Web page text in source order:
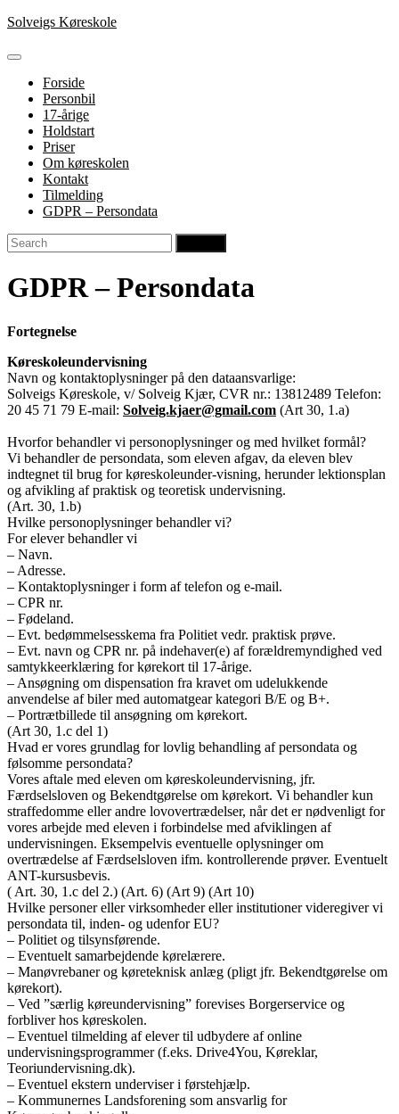
Skip
content
Solveigs Køreskole
Open
ButtonForside
Personbil
17-årige
Holdstart
Priser
Om køreskolen
Kontakt
Tilmelding
GDPR – Persondata
Close
Button
Search
for:
GDPR – Persondata
Fortegnelse
Køreskoleundervisning
Navn og kontaktoplysninger på den dataansvarlige:
Solveigs Køreskole, v/ Solveig Kjær, CVR nr.: 13812489 Telefon:
20 45 71 79 E-mail: Solveig.kjaer@gmail.com (Art 30, 1.a)
Hvorfor behandler vi personoplysninger og med hvilket formål?
Vi behandler de persondata, som eleven afgav, da eleven blev
indtegnet til brug for køreskoleunder-visning, herunder lektionsplan
og afvikling af praktisk og teoretisk undervisning.
(Art. 30, 1.b)
Hvilke personoplysninger behandler vi?
For elever behandler vi
– Navn.
– Adresse.
– Kontaktoplysninger i form af telefon og e-mail.
– CPR nr.
– Fødeland.
– Evt. bedømmelsesskema fra Politiet vedr. praktisk prøve.
– Evt. navn og CPR nr. på indehaver(e) af forældremyndighed ved
samtykkeerklæring for kørekort til 17-årige.
– Ansøgning om dispensation fra kravet om udelukkende
anvendelse af biler med automatgear kategori B/E og B+.
– Portrætbillede til ansøgning om kørekort.
(Art 30, 1.c del 1)
Hvad er vores grundlag for lovlig behandling af persondata og
følsomme persondata?
Vores aftale med eleven om køreskoleundervisning, jfr.
Færdselsloven og Bekendtgørelse om kørekort. Vi behandler kun
straffedomme eller andre lovovertrædelser, når det er nødvenligt for
vores arbejde med eleven i forbindelse med afviklingen af
undervisningen. Eksempelvis eventuelle oplysninger om
overtrædelse af Færdselsloven ifm. kontrollerende prøver. Eventuelt
ANT-kursusbevis.
( Art. 30, 1.c del 2.) (Art. 6) (Art 9) (Art 10)
Hvilke personer eller virksomheder eller institutioner videregiver vi
persondata til, inden- og udenfor EU?
– Politiet og tilsynsførende.
– Eventuelt samarbejdende kørelærere.
– Manøvrebaner og køreteknisk anlæg (pligt jfr. Bekendtgørelse om
kørekort).
– Ved ”særlig køreundervisning” forevises Borgerservice og
forbliver hos køreskolen.
– Eventuel tilmelding af elever til udbydere af online
undervisningsprogrammer (f.eks. Drive4You, Køreklar,
Teoriundervisning.dk).
– Eventuel ekstern underviser i førstehjælp.
– Kommunernes Landsforening som ansvarlig for